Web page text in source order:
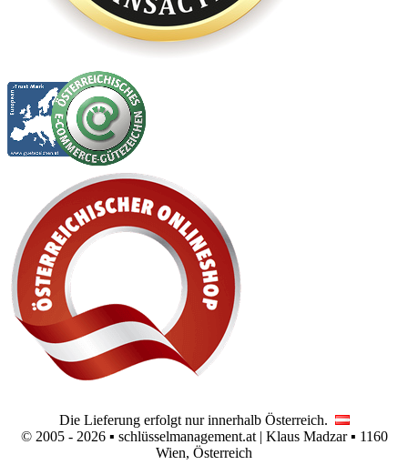
Die Lieferung erfolgt nur innerhalb Österreich.
© 2005 - 2026 ▪ schlüsselmanagement.at | Klaus Madzar ▪ 1160
Wien, Österreich